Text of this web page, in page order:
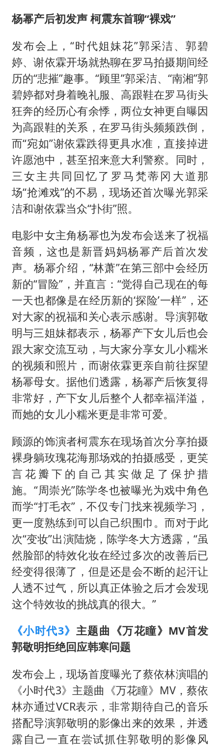
杨幂产后初发声 柯震东首聊“裸戏”
发布会上，“时代姐妹花”郭采洁、郭碧
婷、谢依霖开场就热聊在罗马拍摄期间经
历的“悲摧”趣事。“顾里”郭采洁、“南湘”郭
碧婷都对身着晚礼服、高跟鞋在罗马街头
狂奔的经历心有余悸，两位女神更自曝因
为高跟鞋的关系，在罗马街头频频跌倒，
而“宛如”谢依霖跌得更具水准，直接掉进
许愿池中，甚至招来意大利警察。同时，
三女主共同回忆了罗马梵蒂冈大道那
场“抢滩戏”的不易，现场还首次曝光郭采
洁和谢依霖当众“扑街”照。
电影中女主角杨幂也为发布会送来了祝福
音频，这也是新晋妈妈杨幂产后首次发
声。杨幂介绍，“林萧”在第三部中会经历
新的“冒险”，并直言：“觉得自己现在的每
一天也都像是在经历新的‘探险’一样”，还
对大家的祝福和关心表示感谢。导演郭敬
明与三姐妹都表示，杨幂产下女儿后也会
跟大家交流互动，与大家分享女儿小糯米
的视频和照片，而谢依霖更亲自前往探望
杨幂母女。据他们透露，杨幂产后恢复得
非常好，产下女儿后整个人都幸福洋溢，
而她的女儿小糯米更是非常可爱。
顾源的饰演者柯震东在现场首次分享拍摄
裸身躺玫瑰花海那场戏的拍摄感受，更笑
言花瓣下的自己其实做足了保护措
施。“周崇光”陈学冬也被曝光为戏中角色
而学“打毛衣”，不仅专门找来视频学习，
更一度熟练到可以自己织围巾。而对于此
次“变妆”出演陆烧，陈学冬大方透露，“虽
然脸部的特效化妆在经过多次的改善后已
经变得很薄了，但是还是会不断的起汗让
人透不过气，所以真正体验之后才会发现
这个特效妆的挑战真的很大。”
《小时代3》 主题曲《万花瞳》MV首发
郭敬明拒绝回应韩寒问题
发布会上，现场首度曝光了蔡依林演唱的
《小时代3》主题曲《万花瞳》MV，蔡依
林亦通过VCR表示，非常期待自己的音乐
搭配导演郭敬明的影像出来的效果，并透
露自己一直在尝试抓住郭敬明的影像风